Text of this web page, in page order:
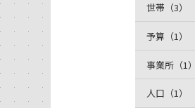
世帯（3）
予算（1）
事業所（1）
人口（1）